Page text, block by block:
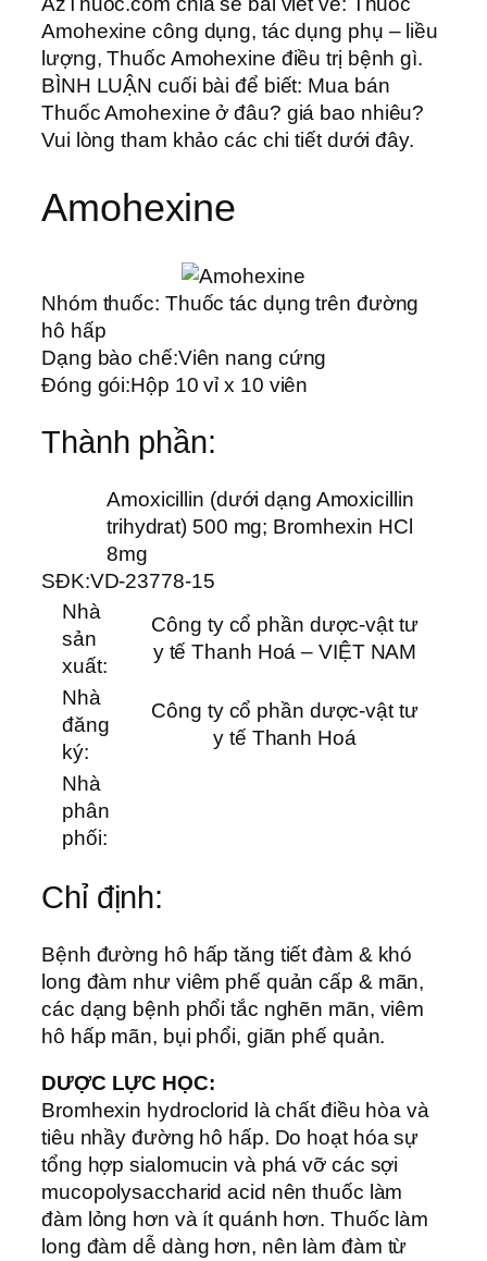
Amohexine công dụng, tác dụng phụ – liều
lượng, Thuốc Amohexine điều trị bệnh gì.
BÌNH LUẬN cuối bài để biết: Mua bán
Thuốc Amohexine ở đâu? giá bao nhiêu?
Vui lòng tham khảo các chi tiết dưới đây.
Amohexine
Nhóm thuốc: Thuốc tác dụng trên đường
hô hấp
Dạng bào chế:Viên nang cứng
Đóng gói:Hộp 10 vỉ x 10 viên
Thành phần:
Amoxicillin (dưới dạng Amoxicillin
trihydrat) 500 mg; Bromhexin HCl
8mg
SĐK:VD-23778-15
Nhà
sản
xuất:
Công ty cổ phần dược-vật tư
y tế Thanh Hoá – VIỆT NAM
Nhà
đăng
ký:
Công ty cổ phần dược-vật tư
y tế Thanh Hoá
Nhà
phân
phối:
Chỉ định:
Bệnh đường hô hấp tăng tiết đàm & khó
long đàm như viêm phế quản cấp & mãn,
các dạng bệnh phổi tắc nghẽn mãn, viêm
hô hấp mãn, bụi phổi, giãn phế quản.
DƯỢC LỰC HỌC:
Bromhexin hydroclorid là chất điều hòa và
tiêu nhầy đường hô hấp. Do hoạt hóa sự
tổng hợp sialomucin và phá vỡ các sợi
mucopolysaccharid acid nên thuốc làm
đàm lỏng hơn và ít quánh hơn. Thuốc làm
long đàm dễ dàng hơn, nên làm đàm từ